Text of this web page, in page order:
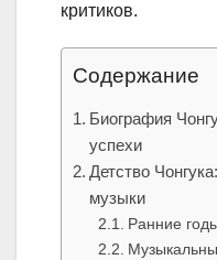
критиков.
Содержание
Биография
успехи
Детство
музыки
Ранние